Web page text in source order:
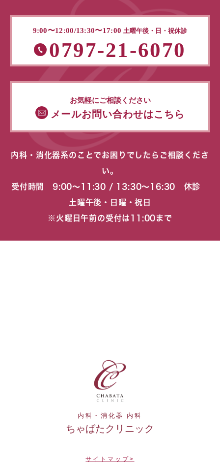
9:00〜12:00/13:30〜17:00 土曜午後・日・祝休診
0797-21-6070
お気軽にご相談ください
メールお問い合わせはこちら
内科・消化器系のことでお困りでしたらご相談くださ
い。
受付時間 9:00〜11:30 / 13:30〜16:30 休診
土曜午後・日曜・祝日
※火曜日午前の受付は11:00まで
内科・消化器 内科
ちゃばたクリニック
サイトマップ>